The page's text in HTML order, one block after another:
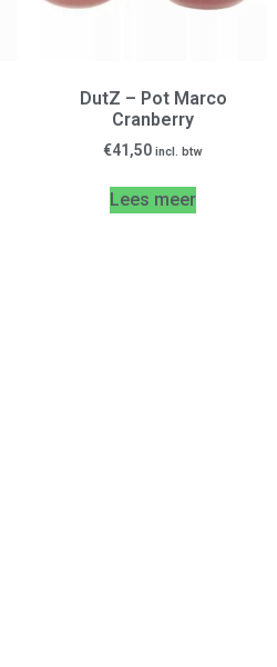
DutZ – Pot Marco
Cranberry
€41,50 incl. btw
Lees meer